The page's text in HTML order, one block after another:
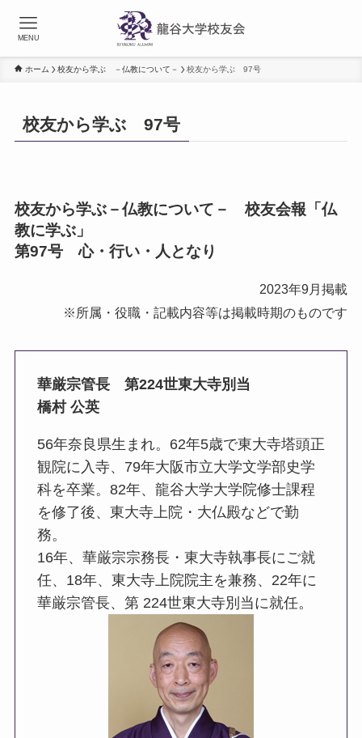
MENU
ホーム 校友から学ぶ －仏教について－ 校友から学ぶ 97号
校友から学ぶ 97号
校友から学ぶ－仏教について－ 校友会報「仏
教に学ぶ」
第97号 心・行い・人となり
2023年9月掲載
※所属・役職・記載内容等は掲載時期のものです
華厳宗管長 第224世東大寺別当
橋村 公英
56年奈良県生まれ。62年5歳で東大寺塔頭正
観院に入寺、79年大阪市立大学文学部史学
科を卒業。82年、龍谷大学大学院修士課程
を修了後、東大寺上院・大仏殿などで勤
務。
16年、華厳宗宗務長・東大寺執事長にご就
任、18年、東大寺上院院主を兼務、22年に
華厳宗管長、第 224世東大寺別当に就任。